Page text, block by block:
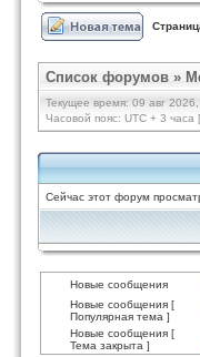
Список форумов »
Текущее время: 09 авг
Часовой пояс: UTC + 3
Сейчас этот форум
Новые сообщения
Новые сообщения [
Популярная тема ]
Новые сообщения [
Тема закрыта ]